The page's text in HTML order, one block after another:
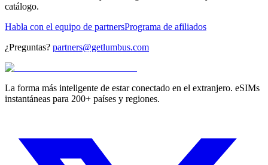
catálogo.
Habla con el equipo de partnersPrograma de afiliados
¿Preguntas? partners@getlumbus.com
La forma más inteligente de estar conectado en el extranjero. eSIMs
instantáneas para 200+ países y regiones.